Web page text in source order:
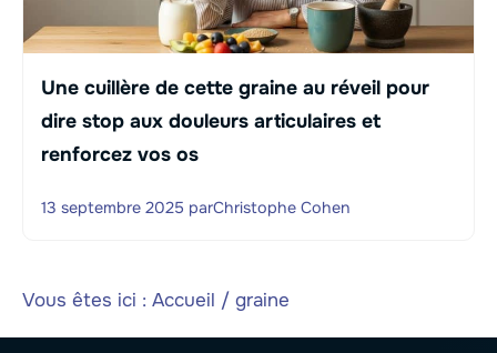
Une cuillère de cette graine au réveil pour
dire stop aux douleurs articulaires et
renforcez vos os
13 septembre 2025 parChristophe Cohen
Vous êtes ici : Accueil / graine